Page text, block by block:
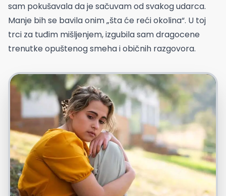
sam pokušavala da je sačuvam od svakog udarca.
Manje bih se bavila onim „šta će reći okolina“. U toj
trci za tuđim mišljenjem, izgubila sam dragocene
trenutke opuštenog smeha i običnih razgovora.
Foto: Freepik.com